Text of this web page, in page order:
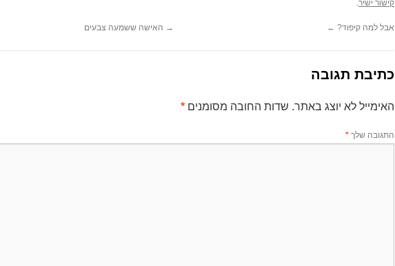
קישור ישיר
→ האישה ששמעה צבעים אבל למה קיפוד? ←
כתיבת תגובה
האימייל לא יוצג באתר. שדות החובה מסומנים *
התגובה שלך *